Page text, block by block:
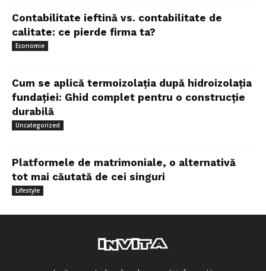
Contabilitate ieftină vs. contabilitate de
calitate: ce pierde firma ta?
Economie
Cum se aplică termoizolația după hidroizolația
fundației: Ghid complet pentru o construcție
durabilă
Uncategorized
Platformele de matrimoniale, o alternativă
tot mai căutată de cei singuri
Lifestyle